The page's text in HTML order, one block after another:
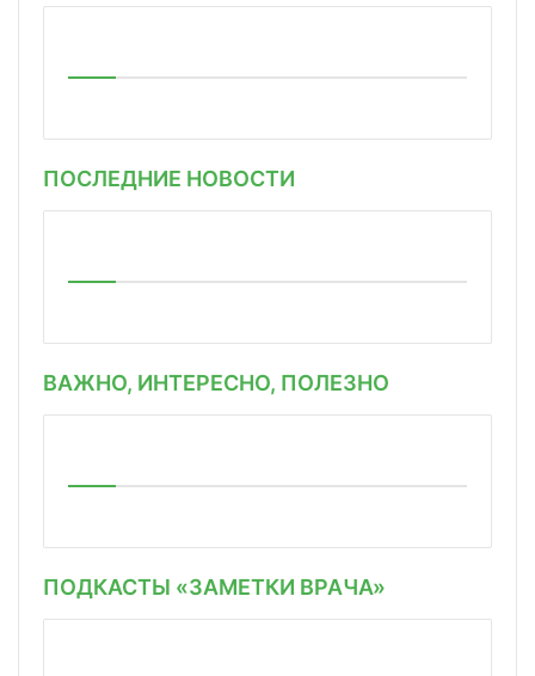
ПОСЛЕДНИЕ НОВОСТИ
ВАЖНО, ИНТЕРЕСНО, ПОЛЕЗНО
ПОДКАСТЫ «ЗАМЕТКИ ВРАЧА»